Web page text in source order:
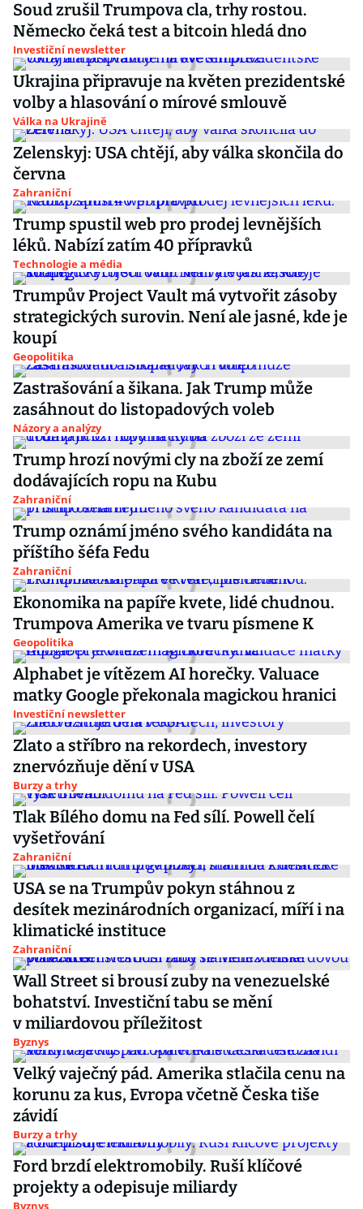
Soud zrušil Trumpova cla, trhy rostou.
Německo čeká test a bitcoin hledá dno
Investiční newsletter
Ukrajina připravuje na květen prezidentské
volby a hlasování o mírové smlouvě
Válka na Ukrajině
Zelenskyj: USA chtějí, aby válka skončila do
června
Zahraniční
Trump spustil web pro prodej levnějších
léků. Nabízí zatím 40 přípravků
Technologie a média
Trumpův Project Vault má vytvořit zásoby
strategických surovin. Není ale jasné, kde je
koupí
Geopolitika
Zastrašování a šikana. Jak Trump může
zasáhnout do listopadových voleb
Názory a analýzy
Trump hrozí novými cly na zboží ze zemí
dodávajících ropu na Kubu
Zahraniční
Trump oznámí jméno svého kandidáta na
příštího šéfa Fedu
Zahraniční
Ekonomika na papíře kvete, lidé chudnou.
Trumpova Amerika ve tvaru písmene K
Geopolitika
Alphabet je vítězem AI horečky. Valuace
matky Google překonala magickou hranici
Investiční newsletter
Zlato a stříbro na rekordech, investory
znervózňuje dění v USA
Burzy a trhy
Tlak Bílého domu na Fed sílí. Powell čelí
vyšetřování
Zahraniční
USA se na Trumpův pokyn stáhnou z
desítek mezinárodních organizací, míří i na
klimatické instituce
Zahraniční
Wall Street si brousí zuby na venezuelské
bohatství. Investiční tabu se mění
v miliardovou příležitost
Byznys
Velký vaječný pád. Amerika stlačila cenu na
korunu za kus, Evropa včetně Česka tiše
závidí
Burzy a trhy
Ford brzdí elektromobily. Ruší klíčové
projekty a odepisuje miliardy
Byznys